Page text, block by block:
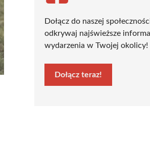
Dołącz do naszej
odkrywaj najświeższe
wydarzenia w Twojej okolicy!
Dołącz teraz!